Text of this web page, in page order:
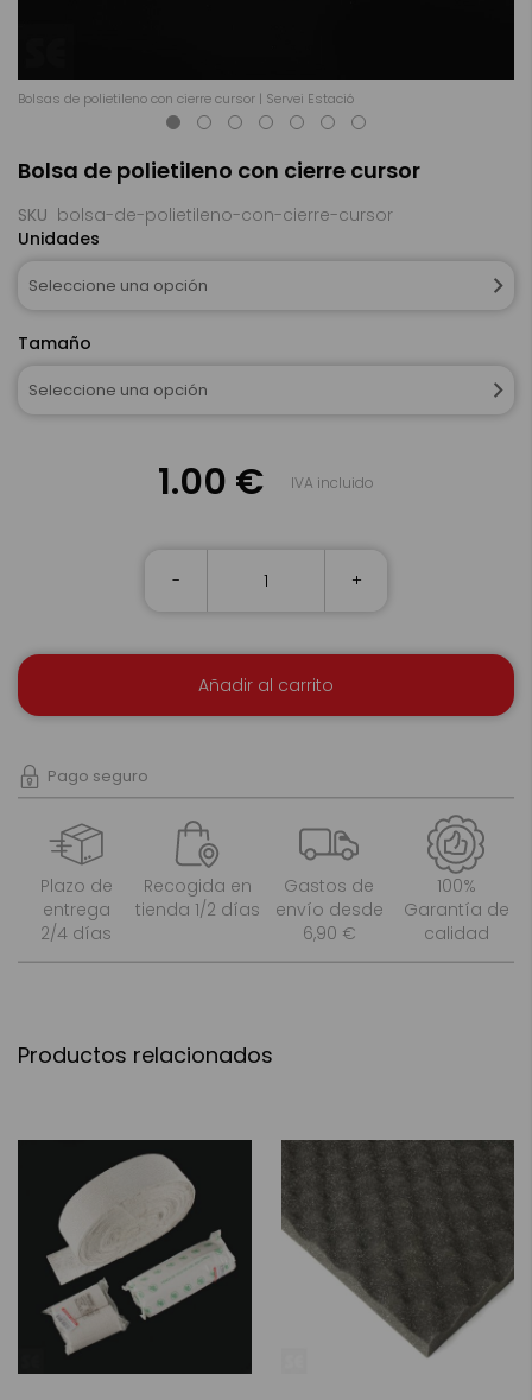
Bolsa de polietileno con cierre cursor
SKU bolsa-de-polietileno-con-cierre-cursor
Unidades
Seleccione una opción
Tamaño
Seleccione una opción
1.00 € IVA incluido
- +
Añadir al carrito
Pago seguro
Plazo de
entrega
2/4 días
Recogida en
tienda 1/2 días
Gastos de
envío desde
6,90 €
100%
Garantía de
calidad
Bolsas de polietileno con cierre cursor | Servei Estació
al
de
la
de
Productos relacionados